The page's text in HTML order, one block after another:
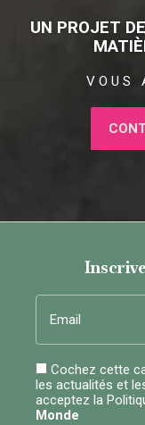
UN PROJET
VOUS
Email
Cochez cette
les actualités et
acceptez la
Monde